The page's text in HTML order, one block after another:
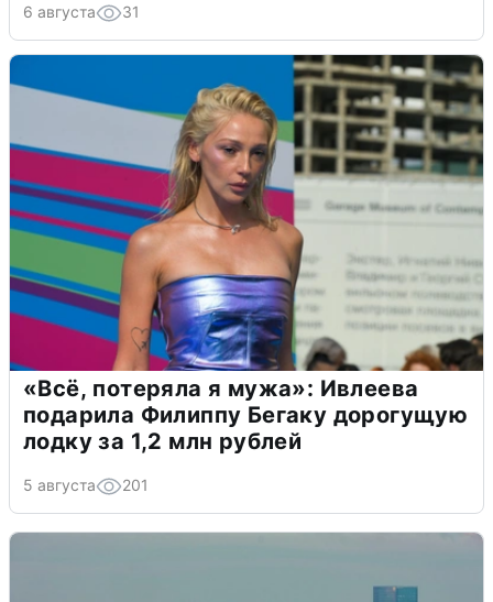
6 августа 31
«Всё, потеряла я мужа»: Ивлеева
подарила Филиппу Бегаку дорогущую
лодку за 1,2 млн рублей
5 августа 201